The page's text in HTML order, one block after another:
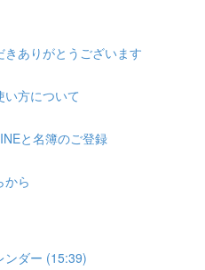
きありがとうございます
い方について
と名簿のご登録
から
ダー (15:39)